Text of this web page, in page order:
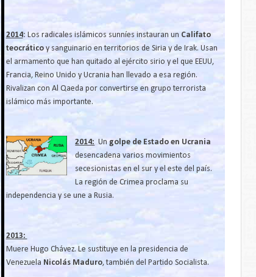
2014: Los radicales islámicos sunníes instauran un Califato
teocráticoy sanguinario en territorios de Siria y de Irak. Usan
el armamento que han quitado al ejército sirio y el que EEUU,
Francia, Reino Unido y Ucrania han llevado a esa región.
Rivalizan con Al Qaeda por convertirse en grupo terrorista
islámico más importante.
2014: Ungolpe de Estado en Ucrania
desencadena varios movimientos
secesionistas en el sur y el este del país.
La región de Crimea proclama su
independencia y se une a Rusia.
2013:
Muere Hugo Chávez. Le sustituye en la presidencia de
Venezuela Nicolás Maduro, también del Partido Socialista.